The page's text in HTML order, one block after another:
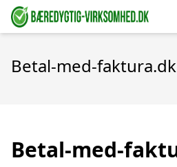
Betal-med-faktura.dk
Betal-med-